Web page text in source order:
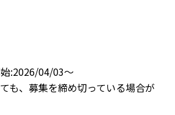
:2026/04/03～
も、募集を締め切っている場合が